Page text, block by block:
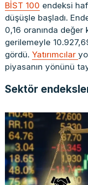
BİST 100 endeksi
düşüşle başladı.
0,16 oranında değer
gerilemeyle
gördü. Yatırımcılar
piyasanın yönünü
Sektör